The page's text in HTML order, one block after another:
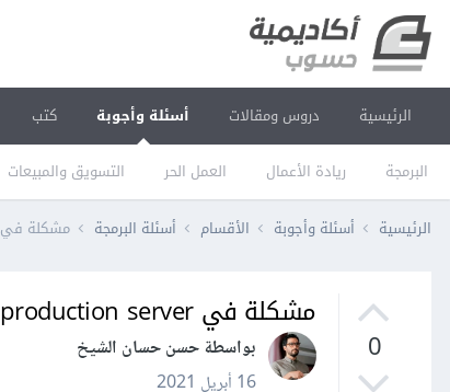
الرئيسية دروس ومقالات أسئلة وأجوبة
البرمجة ريادة الأعمال العمل الحر التسويق والمبيعات
كتب
الرئيسية أسئلة وأجوبة الأقسام أسئلة البرمجة مشكلة في MySQL InnoDB Cluster on production server
0
مشكلة في MySQL InnoDB Cluster on production server
بواسطة حسن حسان الشيخ
16 أبريل 2021